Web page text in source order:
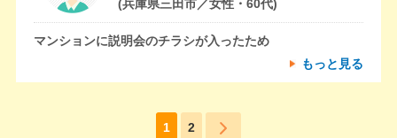
(兵庫県三田市／女性・60代)
マンションに説明会のチラシが入ったため
もっと見る
1 2